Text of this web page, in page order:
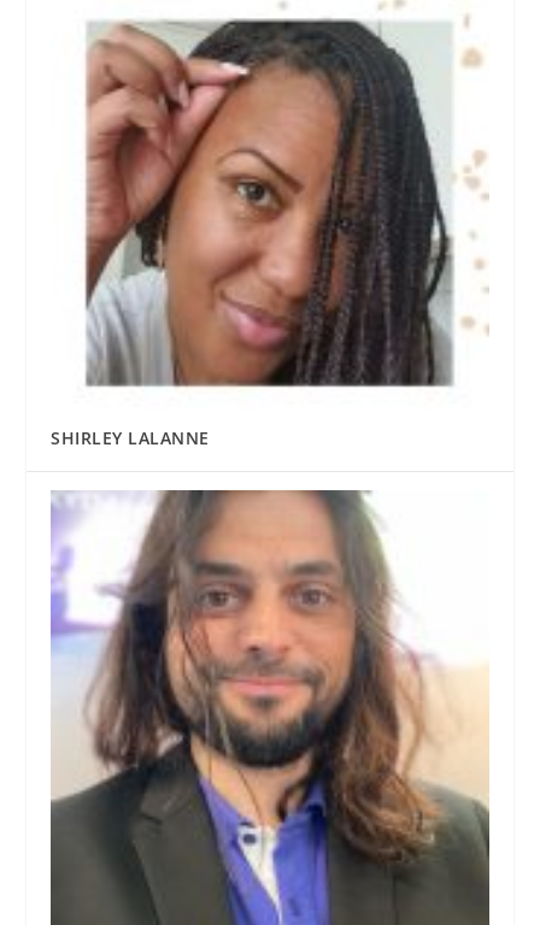
SHIRLEY LALANNE